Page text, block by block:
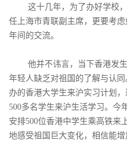
这十几年，为了办好学校
任上海市青联副主席，更要考
年间的交流。
他并不讳言，当下香港发
年轻人缺乏对祖国的了解与认
办的香港大学生来沪实习计划
500多名学生来沪生活学习。今
安排500位香港中学生乘高铁来
地感受祖国巨大变化，相信能